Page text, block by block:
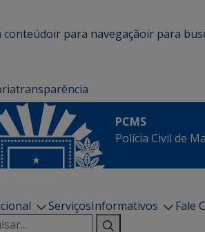
conteúdoir para navegaçãoir para
transparência
PCMS
Polícia Civil de
ServiçosInformativos Fale